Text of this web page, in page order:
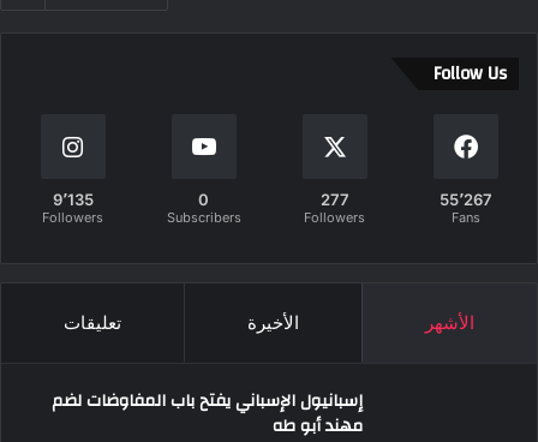
Follow Us
55٬267
Fans
277
Followers
0
Subscribers
9٬135
Followers
الأشهر الأخيرة تعليقات
إسبانيول الإسباني يفتح باب المفاوضات لضم
مهند أبو طه